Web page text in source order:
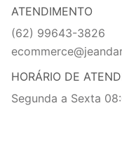
ATENDIMENTO
(62) 99643-3826
HORÁRIO DE
Segunda a Sexta